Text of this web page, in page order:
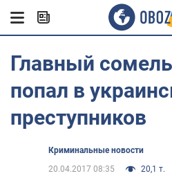
Главный
попал в
преступников
Криминальные новости
20.04.2017 08:35
20,1 т.